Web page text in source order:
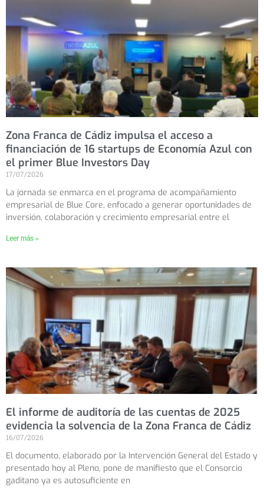
Zona Franca de Cádiz impulsa el acceso a
financiación de 16 startups de Economía Azul con
el primer Blue Investors Day
17/07/2026
La jornada se enmarca en el programa de acompañamiento
empresarial de Blue Core, enfocado a generar oportunidades de
inversión, colaboración y crecimiento empresarial entre el
Leer más »
El informe de auditoría de las cuentas de 2025
evidencia la solvencia de la Zona Franca de Cádiz
16/07/2026
El documento, elaborado por la Intervención General del Estado y
presentado hoy al Pleno, pone de manifiesto que el Consorcio
gaditano ya es autosuficiente en